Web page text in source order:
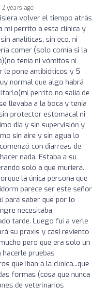
2 years ago
volver el tiempo atrás
mi perrito a esta clínica y
analíticas, sin eco, ni
comer (solo comía si la
tenía ni vómitos ni
le pone antibióticos y 5
normal que algo habrá
perrito no salía de
llevaba a la boca y tenía
protector estomacal ni
día y sin supervisión y
sin aire y sin agua lo
con diarreas de
nada. Estaba a su
solo a que muriera.
la única persona que
parece ser este señor
para saber que por lo
necesitaba
tarde. Luego fui a verle
su praxis y casi reviento
pero que era solo un
pruebas
que iban a la clínica...que
formas (cosa que nunca
de veterinarios